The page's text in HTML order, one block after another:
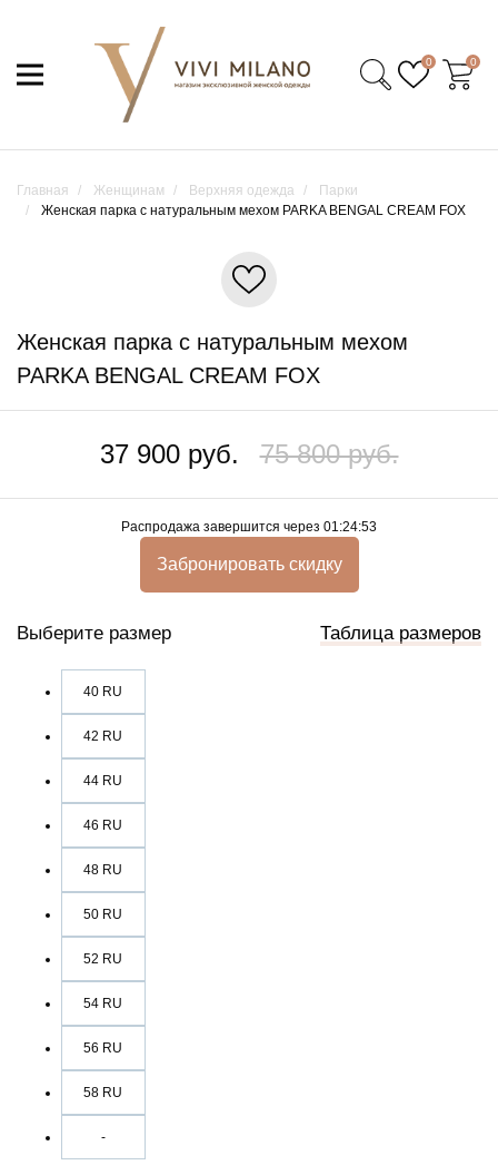
0 0
Главная Женщинам Верхняя одежда
Парки
Женская парка с натуральным мехом PARKA BENGAL CREAM FOX
Женская парка с натуральным мехом
PARKA BENGAL CREAM FOX
37 900 руб. 75 800 руб.
Распродажа завершится через 01:24:53
Забронировать скидку
Выберите размер Таблица размеров
40 RU
42 RU
44 RU
46 RU
48 RU
50 RU
52 RU
54 RU
56 RU
58 RU
-